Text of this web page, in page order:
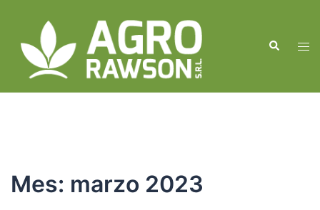
content
Search
Mes: marzo 2023